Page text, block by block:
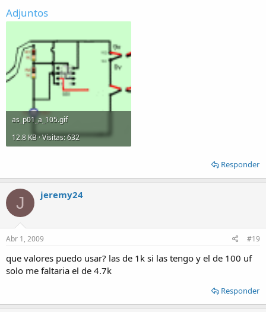
Adjuntos
as_p01_a_105.gif
12.8 KB · Visitas: 632
Responder
J jeremy24
Abr 1, 2009 #19
que valores puedo usar? las de 1k si las tengo y el de 100 uf
solo me faltaria el de 4.7k
Responder